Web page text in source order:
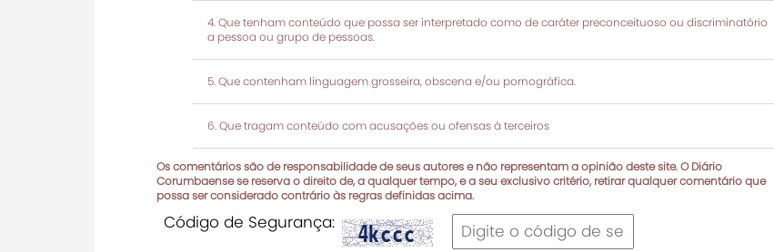
Que tenham conteúdo que possa ser interpretado como de caráter preconceituoso ou discriminatório
a pessoa ou grupo de pessoas.
Que contenham linguagem grosseira, obscena e/ou pornográfica.
Que tragam conteúdo com acusações ou ofensas à terceiros
Os comentários são de responsabilidade de seus autores e não representam a opinião deste site. O Diário
Corumbaense se reserva o direito de, a qualquer tempo, e a seu exclusivo critério, retirar qualquer comentário que
possa ser considerado contrário às regras definidas acima.
Código de Segurança: